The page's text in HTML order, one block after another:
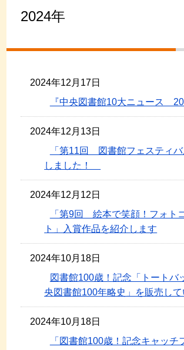
2024年
2024年12月17日
『中央図書館10大ニュース
2024年12月13日
「第11回 図書館フェスティ
しました！
2024年12月12日
「第9回 絵本で笑顔！フォト
ト」入賞作品を紹介します
2024年10月18日
図書館100歳！記念「トートバ
央図書館100年略史」を販売して
2024年10月18日
「図書館100歳！記念キャッチ